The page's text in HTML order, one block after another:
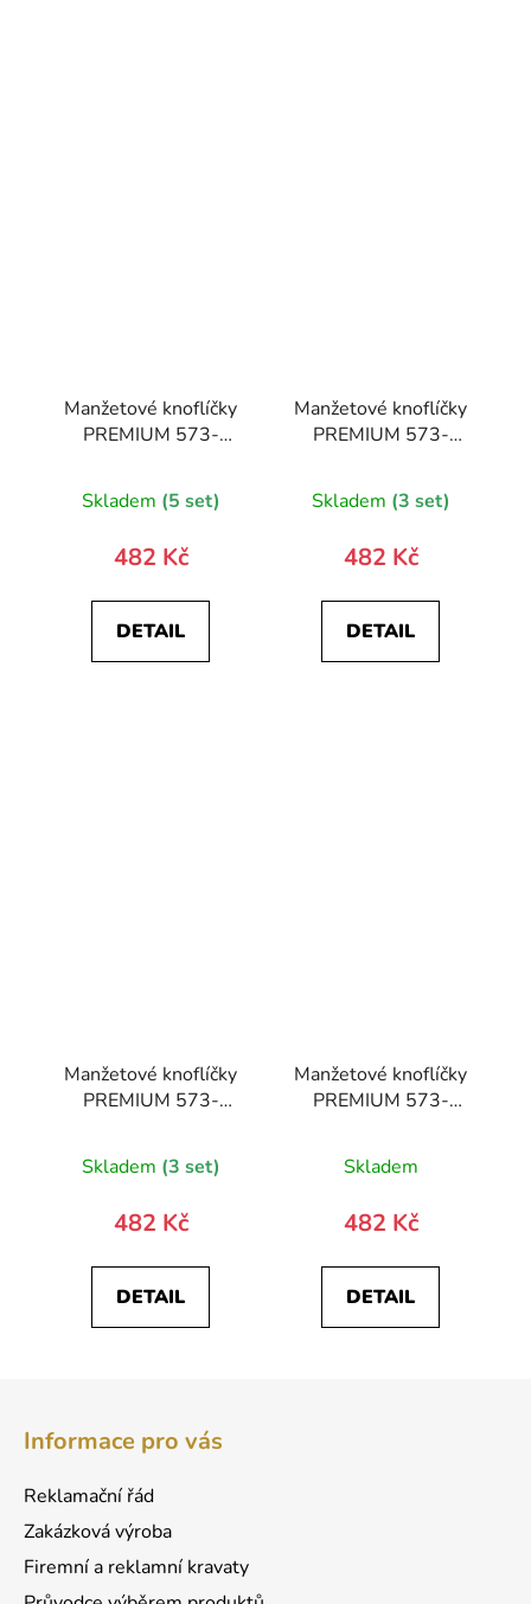
Manžetové knoflíčky
PREMIUM 573-
Skladem (5 set)
482 Kč
DETAIL
Manžetové knoflíčky
PREMIUM 573-
Skladem (3 set)
482 Kč
DETAIL
Manžetové knoflíčky
PREMIUM 573-
Skladem (3 set)
482 Kč
DETAIL
Manžetové knoflíčky
PREMIUM 573-
Skladem
482 Kč
DETAIL
Informace pro vás
Reklamační řád
Zakázková výroba
Firemní a reklamní kravaty